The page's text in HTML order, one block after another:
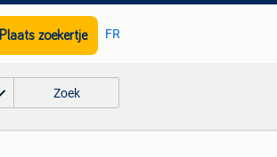
Plaats zoekertje FR
Zoek